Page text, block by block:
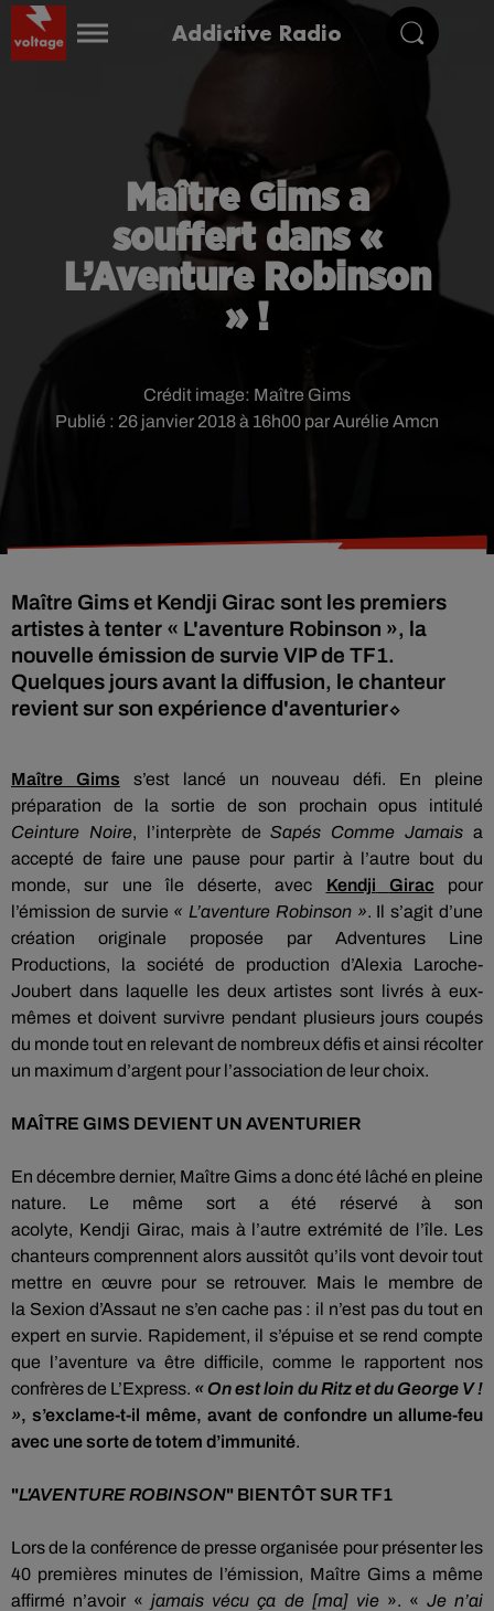
Addictive Radio
Maître Gims a
souffert dans «
L’Aventure Robinson
» !
Publié : 26 janvier 2018 à 16h00 par Aurélie Amcn
Crédit image: Maître Gims
Maître Gims et Kendji Girac sont les premiers
artistes à tenter « L'aventure Robinson », la
nouvelle émission de survie VIP de TF1.
Quelques jours avant la diffusion, le chanteur
revient sur son expérience d'aventurier⬦
Maître Gims s’est lancé un nouveau défi.
En pleine
préparation de la sortie de son prochain opus intitulé
Ceinture Noire, l’interprète deSapés Comme Jamais a
accepté de faire une pause pour partir à l’autre bout du
monde, sur une île déserte, avec
Kendji Girac
pour
l’émission de survie « L’aventure Robinson ». Il s’agit d’une
création originale proposée par
Adventures
Line
Productions, la société de production d’Alexia Laroche-
Joubert dans laquelle les deux artistes sont livrés à eux-
mêmes et doivent survivre pendant plusieurs jours coupés
du monde tout en relevant de nombreux défis et ainsi récolter
un maximum d’argent pour l’association de leur choix.
MAÎTRE GIMS DEVIENT UN AVENTURIER
En décembre dernier, Maître Gims a donc été lâché en pleine
nature.
Le même sort a été réservé à son
acolyte, Kendji Girac, mais à l’autre extrémité de l’île. Les
chanteurs comprennent alors aussitôt qu’ils vont devoir tout
mettre en œuvre pour se retrouver.
Mais le membre de
la Sexion d’Assaut ne s’en cache pas : il n’est pas du tout en
expert en survie. Rapidement, il s’épuise et se rend compte
que l’aventure va être difficile, comme le rapportent nos
confrères de L’Express. « On est loin du Ritz et du George V !
», s’exclame-t-il même, avant de confondre un allume-feu
avec une sorte de totem d’immunité.
"L'AVENTURE ROBINSON" BIENTÔT SUR TF1
Lors de la conférence de presse organisée pour présenter les
40 premières minutes de l’émission, Maître Gims a même
affirmé n’avoir «jamais vécu ça de [ma]vie». « Je n’ai